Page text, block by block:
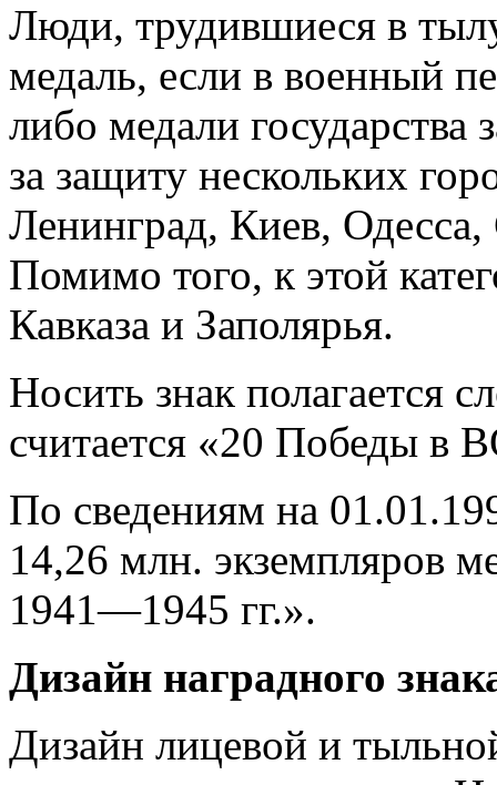
Люди, трудившиеся в
медаль, если в военный
либо медали государства
за защиту нескольких
Ленинград, Киев, Одесса,
Помимо того, к этой
Кавказа и Заполярья.
Носить знак полагается
считается «20 Победы в
По сведениям на
14,26 млн. экземпляров
1941—1945 гг.».
Дизайн наградного
Дизайн лицевой и